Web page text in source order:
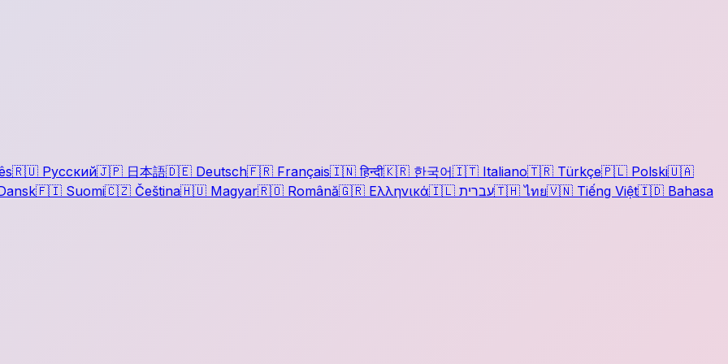
🇷🇺 Русский🇯🇵 日本語🇩🇪 Deutsch🇫🇷 Français🇮🇳 हिन्दी🇰🇷 한국어🇮🇹 Italiano🇹🇷 Türkçe🇵🇱 Polski🇺🇦
🇫🇮 Suomi🇨🇿 Čeština🇭🇺 Magyar🇷🇴 Română🇬🇷 Ελληνικά🇮🇱 עברית🇹🇭 ไทย🇻🇳 Tiếng Việt🇮🇩 Bahasa